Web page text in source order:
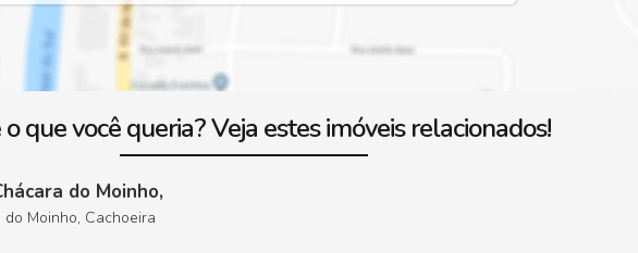
o que você queria? Veja estes imóveis relacionados!
do Moinho,
do Moinho, Cachoeira